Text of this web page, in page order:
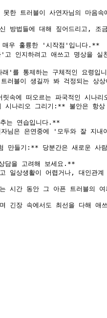
못한 트러블이 사연자님의 마음
방법들에 대해 짚어드리고, 조
우 훌륭한 '시작점'입니다.**
인지하려고 애쓰고 명상을
'를 통제하는 구체적인 요령입
러블이 생길까 봐 걱정되는 상
에 떠오르는 파국적인 시나리
리오 그리기:** 불안은 항상
는 연습입니다.**
님은 은연중에 '모두와 잘 지
들기:** 당분간은 새로운 사람
담을 고려해 보세요.**
일상생활이 어렵거나, 대인관
는 시간 동안 그 아픈 트러블의
긴장 속에서도 최선을 다해